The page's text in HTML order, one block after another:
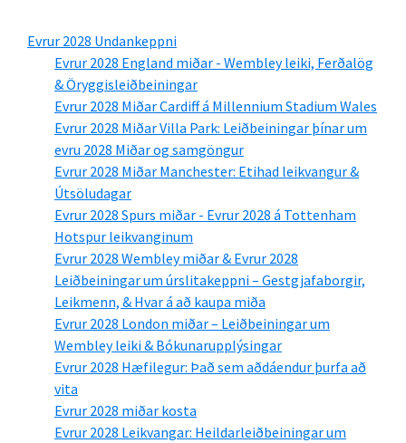
Evrur 2028 Undankeppni
Evrur 2028 England miðar - Wembley leiki, Ferðalög
& Öryggisleiðbeiningar
Evrur 2028 Miðar Cardiff á Millennium Stadium Wales
Evrur 2028 Miðar Villa Park: Leiðbeiningar þínar um
evru 2028 Miðar og samgöngur
Evrur 2028 Miðar Manchester: Etihad leikvangur &
Útsöludagar
Evrur 2028 Spurs miðar - Evrur 2028 á Tottenham
Hotspur leikvanginum
Evrur 2028 Wembley miðar & Evrur 2028
Leiðbeiningar um úrslitakeppni – Gestgjafaborgir,
Leikmenn, & Hvar á að kaupa miða
Evrur 2028 London miðar – Leiðbeiningar um
Wembley leiki & Bókunarupplýsingar
Evrur 2028 Hæfilegur: Það sem aðdáendur þurfa að
vita
Evrur 2028 miðar kosta
Evrur 2028 Leikvangar: Heildarleiðbeiningar um